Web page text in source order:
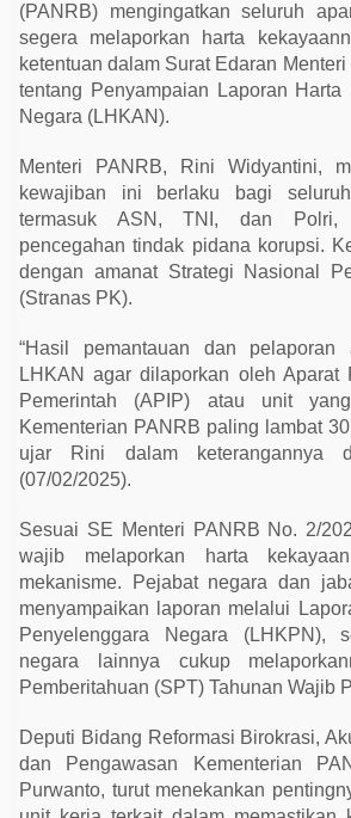
r
a
S
e
g
e
r
L
a
p
r
k
t
a
K
k
a
y
S
e
b
e
l
u
m
0
A
r
l
(PANRB) mengingatkan seluruh
segera melaporkan harta
ketentuan dalam Surat Edaran
tentang Penyampaian Laporan Harta
Negara (LHKAN).
Menteri PANRB, Rini Widyantini,
kewajiban ini berlaku bagi
termasuk ASN, TNI, dan Polri,
pencegahan tindak pidana korupsi.
dengan amanat Strategi Nasional
(Stranas PK).
“Hasil pemantauan dan pelaporan
LHKAN agar dilaporkan oleh Aparat
Pemerintah (APIP) atau unit
Kementerian PANRB paling lambat
ujar Rini dalam keterangannya
(07/02/2025).
Sesuai SE Menteri PANRB No. 2/
wajib melaporkan harta
mekanisme. Pejabat negara dan
menyampaikan laporan melalui
Penyelenggara Negara (LHKPN),
negara lainnya cukup
Pemberitahuan (SPT) Tahunan Wajib
Deputi Bidang Reformasi Birokrasi,
dan Pengawasan Kementerian
Purwanto, turut menekankan